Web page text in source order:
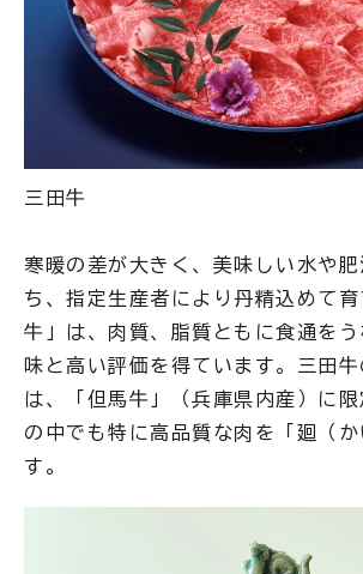
三田牛
寒暖の差が大きく、美味しい水や
ち、指定生産者により丹精込めて
牛」は、肉質、脂質ともに食通を
味と高い評価を得ています。三田
は、「但馬牛」（兵庫県内産）に
の中でも特に高品質な肉を「廻（
す。